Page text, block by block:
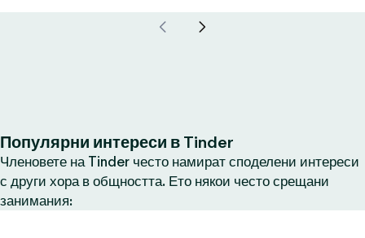
Популярни интереси в Tinder
Членовете на Tinder често намират споделени интереси
с други хора в общността. Ето някои често срещани
занимания: